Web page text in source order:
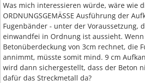
Was mich interessieren würde, wäre wie
ORDNUNGSGEMÄSSE Ausführung der
Fugenbänder - unter der Voraussetzung,
einwandfei in Ordnung ist aussieht.
Betonüberdeckung von 3cm rechnet, die
annimmt, müsste somit mind. 9 cm
wird dann sichergestellt, dass der Beton
dafür das Streckmetall da?